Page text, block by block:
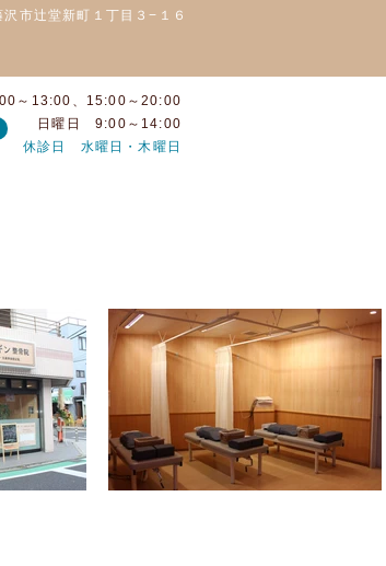
市辻堂新町１丁目３−１６
～13:00、15:00～20:00
日曜日 9:00～14:00
休診日 水曜日・木曜日